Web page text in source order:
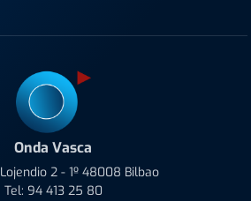
Onda Vasca
2 - 1º 48008 Bilbao
Tel: 94 413 25 80